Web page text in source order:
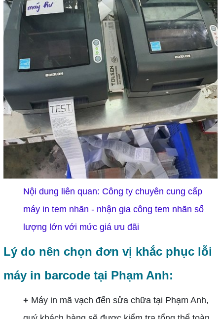
Nội dung liên quan: Công ty chuyên cung cấp
máy in tem nhãn - nhận gia công tem nhãn số
lượng lớn với mức giá ưu đãi
Lý do nên chọn đơn vị khắc phục lỗi
máy in barcode tại Phạm Anh:
+ Máy in mã vạch đến sửa chữa tại Phạm Anh,